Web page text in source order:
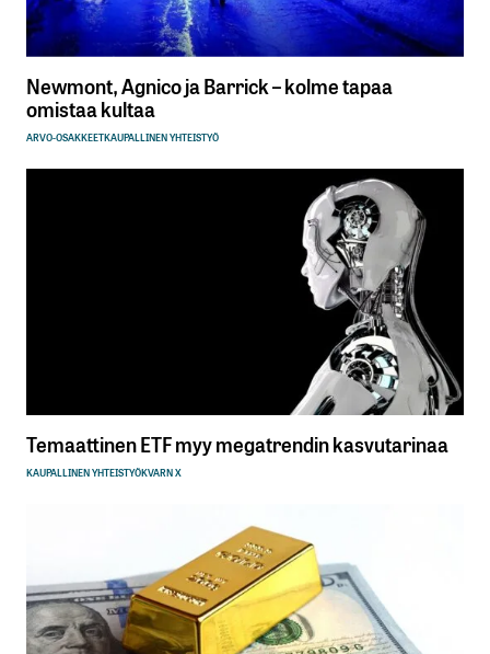
Newmont, Agnico ja Barrick – kolme tapaa
omistaa kultaa
ARVO-OSAKKEETKAUPALLINEN YHTEISTYÖ
Temaattinen ETF myy megatrendin kasvutarinaa
KAUPALLINEN YHTEISTYÖKVARN X